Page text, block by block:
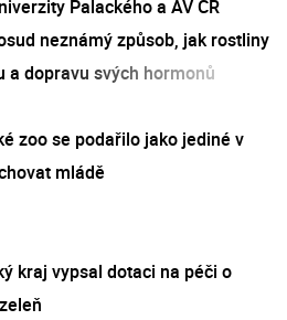
Palackého a AV ČR
neznámý způsob, jak rostliny
a dopravu svých hormonů
zoo se podařilo jako jediné v
mládě
kraj vypsal dotaci na péči o